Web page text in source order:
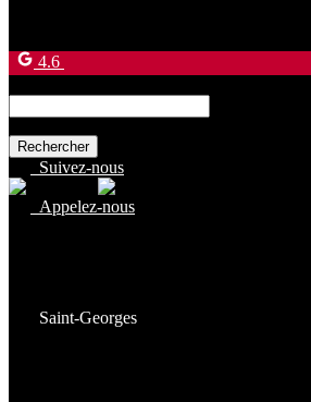
4.6
for:
Suivez-nous
Appelez-nous
Saint-Georges